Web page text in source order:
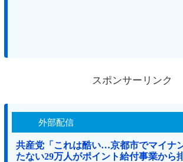
スポンサーリンク
外部配信
共産党「これは酷い…京都市でマイナ
たない29万人がポイント給付事業から